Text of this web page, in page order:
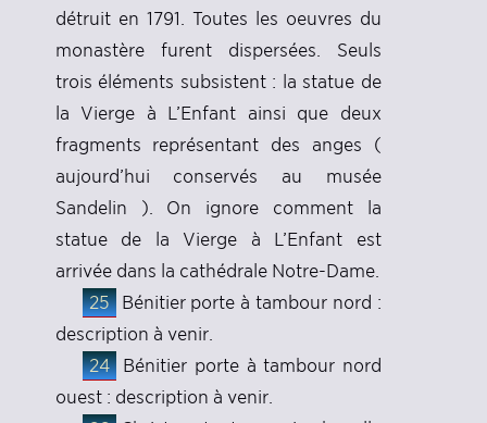
détruit en 1791. Toutes les oeuvres du
monastère furent dispersées. Seuls
trois éléments subsistent : la statue de
la Vierge à L’Enfant ainsi que deux
fragments représentant des anges (
aujourd’hui conservés au musée
Sandelin ). On ignore comment la
statue de la Vierge à L’Enfant est
arrivée dans la cathédrale Notre-Dame.
25 Bénitier porte à tambour nord :
description à venir.
24 Bénitier porte à tambour nord
ouest : description à venir.